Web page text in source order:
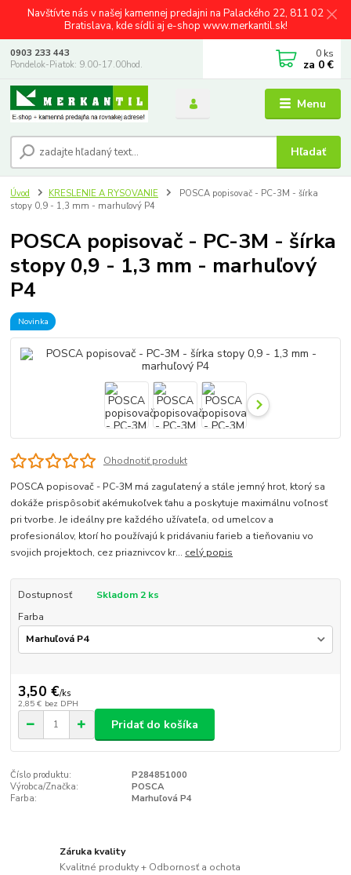
Navštívte nás v našej kamennej predajni na Palackého 22, 811 02
Bratislava, kde sídli aj e-shop www.merkantil.sk!
Menu
Hľadať
0903 233 443
Pondelok-Piatok: 9.00-17.00hod.
0 ks
za 0 €
Úvod KRESLENIE A RYSOVANIE
POSCA popisovač - PC-3M - šírka
stopy 0,9 - 1,3 mm - marhuľový P4
POSCA popisovač - PC-3M - šírka
stopy 0,9 - 1,3 mm - marhuľový
P4
Novinka
Ohodnotiť produkt
POSCA popisovač - PC-3M má zaguľatený a stále jemný hrot, ktorý sa
dokáže prispôsobiť akémukoľvek ťahu a poskytuje maximálnu voľnosť
pri tvorbe. Je ideálny pre každého užívateľa, od umelcov a
profesionálov, ktorí ho používajú k pridávaniu farieb a tieňovaniu vo
svojich projektoch, cez priaznivcov kr... celý popis
Dostupnosť
Skladom 2 ks
Farba
3,50 €/ks
2,85 € bez DPH
Pridať do košíka
Číslo produktu:
P284851000
Výrobca/Značka:
POSCA
Farba:
Marhuľová P4
Záruka kvality
Kvalitné produkty + Odbornosť a ochota